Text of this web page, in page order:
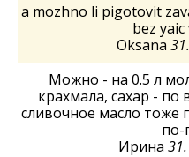
a mozhno li pigotovit
bez yaic
Oksana
Можно - на 0.5 л
крахмала, сахар - по
сливочное масло тоже
Ирина